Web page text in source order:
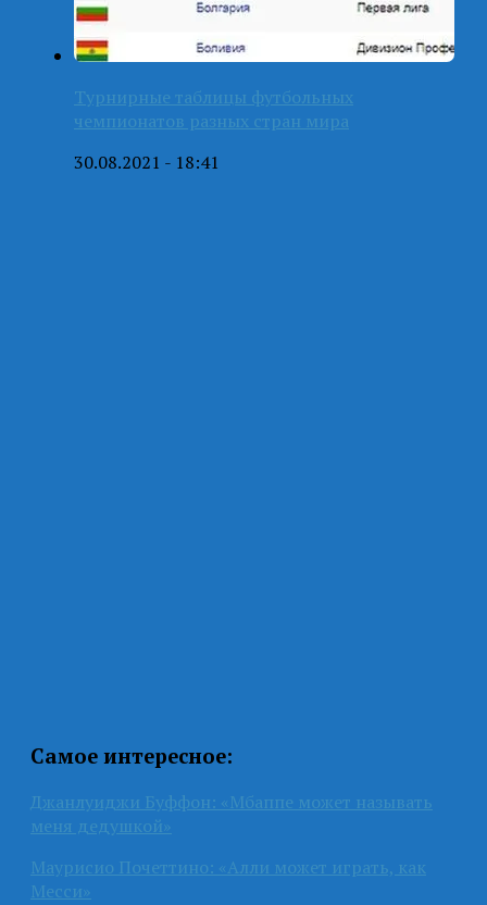
Турнирные таблицы футбольных
чемпионатов разных стран мира
30.08.2021 - 18:41
Самое интересное:
Джанлуиджи Буффон: «Мбаппе может называть
меня дедушкой»
Маурисио Почеттино: «Алли может играть, как
Месси»